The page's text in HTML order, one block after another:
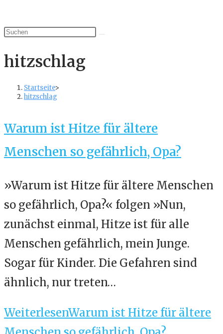
hitzschlag
Startseite>
hitzschlag
Warum ist Hitze für ältere
Menschen so gefährlich, Opa?
»Warum ist Hitze für ältere Menschen
so gefährlich, Opa?« folgen »Nun,
zunächst einmal, Hitze ist für alle
Menschen gefährlich, mein Junge.
Sogar für Kinder. Die Gefahren sind
ähnlich, nur treten…
WeiterlesenWarum ist Hitze für ältere